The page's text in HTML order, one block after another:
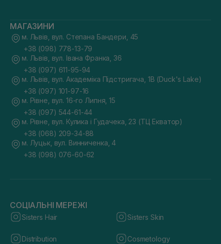
МАГАЗИНИ
м. Львів, вул. Степана Бандери, 45
+38 (098) 778-13-79
м. Львів, вул. Івана Франка, 36
+38 (097) 611-95-94
м. Львів, вул. Академіка Підстригача, 1В (Duck's Lake)
+38 (097) 101-97-16
м. Рівне, вул. 16-го Липня, 15
+38 (097) 544-61-44
м. Рівне, вул. Кулика і Гудачека, 23 (ТЦ Екватор)
+38 (068) 209-34-88
м. Луцьк, вул. Винниченка, 4
+38 (098) 076-60-62
СОЦІАЛЬНІ МЕРЕЖІ
Sisters Hair Sisters Skin
Distribution Cosmetology